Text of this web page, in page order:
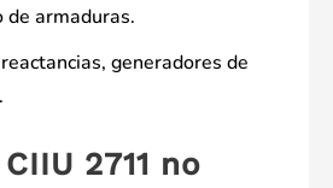
de armaduras.
generadores de
2711 no